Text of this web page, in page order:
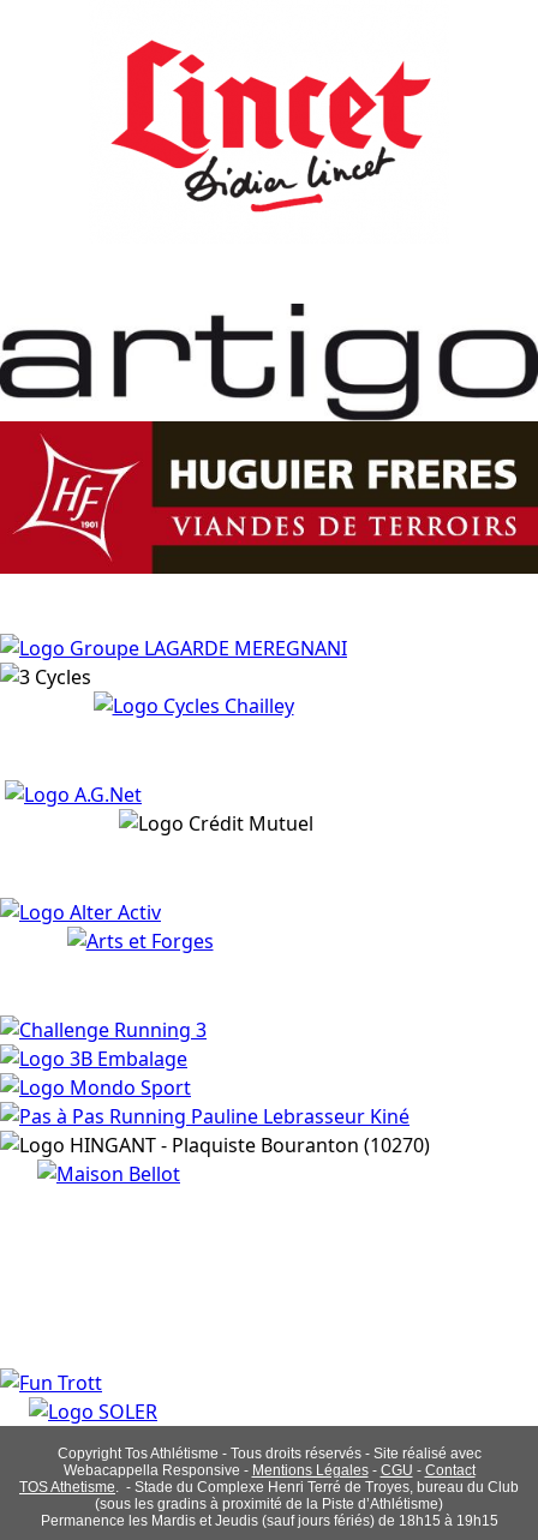
Copyright Tos Athlétisme - Tous droits réservés - Site réalisé avec
Webacappella Responsive - Mentions Légales- CGU - Contact
TOS Athetisme. - Stade du Complexe Henri Terré de Troyes, bureau du Club
(sous les gradins à proximité de la Piste d’Athlétisme)
Permanence les Mardis et Jeudis (sauf jours fériés) de 18h15 à 19h15